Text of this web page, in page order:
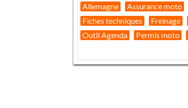
Allemagne Assurance moto
Fiches techniques
Freinage
Outil Agenda
Permis moto